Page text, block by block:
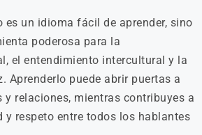
es un idioma fácil de aprender, sino
poderosa para la
el entendimiento intercultural y la
Aprenderlo puede abrir puertas a
y relaciones, mientras contribuyes a
y respeto entre todos los hablantes